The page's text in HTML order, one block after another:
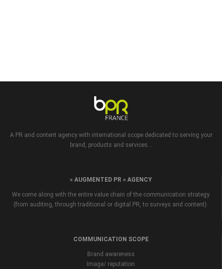
A PR and content agency with international scope dedicated to serving your
brand, products and services...
« AUGMENTED PR » AGENCY
We come along with the entire value chain of the communication strategy
(from auditing, through traditional or digital PR, to surveys and content).
COMMUNICATION SCOPE
Brand awareness
Image/ reputation